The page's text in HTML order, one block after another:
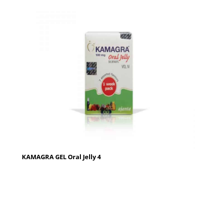
KAMAGRA GEL Oral Jelly 4